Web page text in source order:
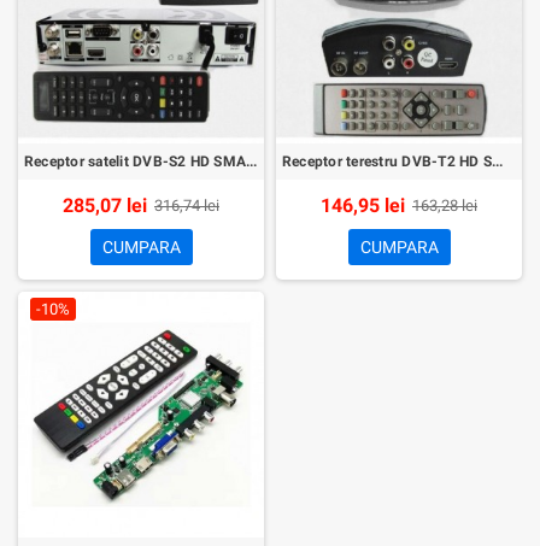
Receptor satelit DVB-S2 HD SMART404
285,07 lei 316,74 lei
CUMPARA
Receptor terestru DVB-T2 HD SMART101
146,95 lei 163,28 lei
CUMPARA
-10%